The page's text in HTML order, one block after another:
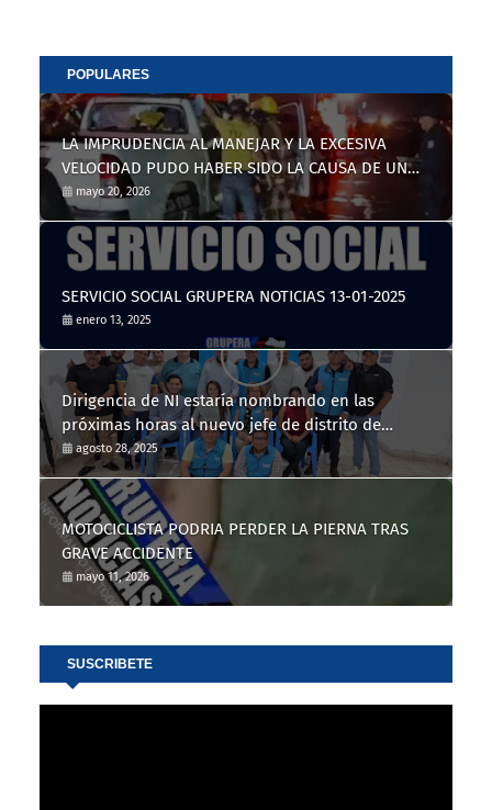
POPULARES
LA IMPRUDENCIA AL MANEJAR Y LA EXCESIVA
VELOCIDAD PUDO HABER SIDO LA CAUSA DE UN
TRÁGICO ACCIDENTE DE TRÁNSITO
mayo 20, 2026
SERVICIO SOCIAL GRUPERA NOTICIAS 13-01-2025
enero 13, 2025
Dirigencia de NI estaría nombrando en las
próximas horas al nuevo jefe de distrito de
Nahuizalco
agosto 28, 2025
MOTOCICLISTA PODRIA PERDER LA PIERNA TRAS
GRAVE ACCIDENTE
mayo 11, 2026
SUSCRIBETE